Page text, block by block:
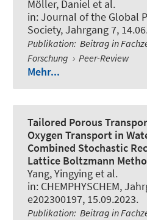
Möller, Daniel et al.
in:Journal of the Global
Society, Jahrgang 7,
Publikation: Beitrag in
Forschung › Peer-Review
Mehr...
Tailored Porous
Oxygen Transport in
Combined Stochastic
Lattice Boltzmann
Yang, Yingying et al.
in: CHEMPHYSCHEM,
e202300197, 15.09.2023.
Publikation: Beitrag in